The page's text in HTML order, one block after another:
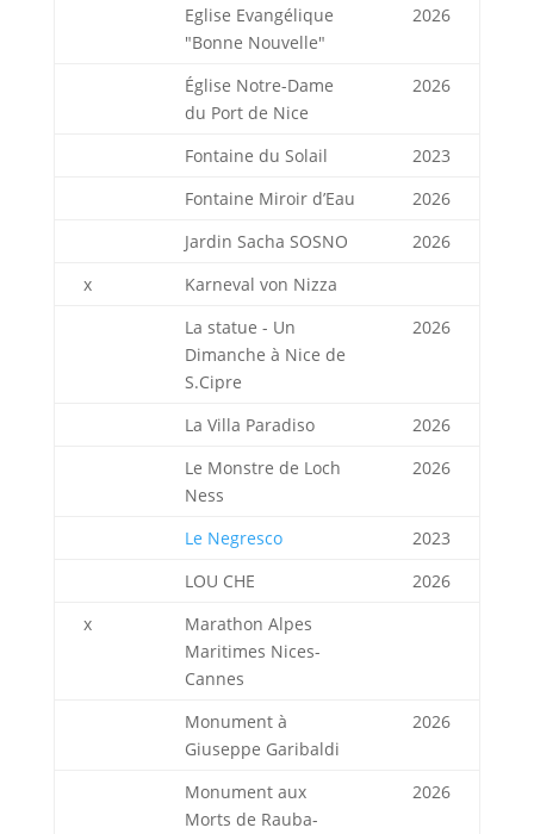
Eglise Evangélique
"Bonne Nouvelle"
2026
Église Notre-Dame
du Port de Nice
2026
Fontaine du Solail
2023
Fontaine Miroir d’Eau
2026
Jardin Sacha SOSNO
2026
x
Karneval von Nizza
La statue - Un
Dimanche à Nice de
S.Cipre
2026
La Villa Paradiso
2026
Le Monstre de Loch
Ness
2026
Le Negresco
2023
LOU CHE
2026
x
Marathon Alpes
Maritimes Nices-
Cannes
Monument à
Giuseppe Garibaldi
2026
Monument aux
Morts de Rauba-
2026